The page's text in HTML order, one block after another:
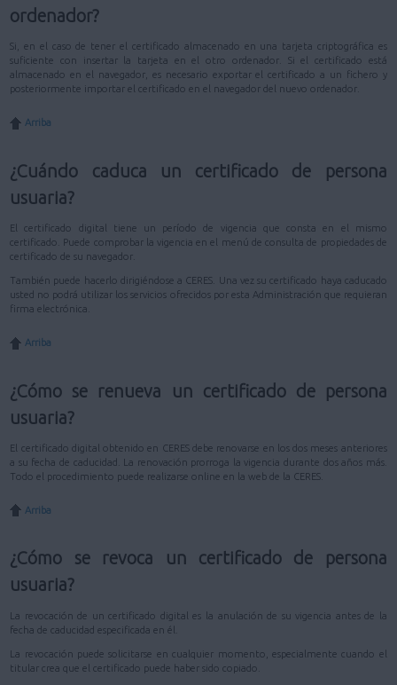
ordenador?
Si, en el caso de tener el certificado almacenado en una tarjeta criptográfica es
suficiente con insertar la tarjeta en el otro ordenador. Si el certificado está
almacenado en el navegador, es necesario exportar el certificado a un fichero y
posteriormente importar el certificado en el navegador del nuevo ordenador.
Arriba
¿Cuándo caduca un certificado de persona
usuaria?
El certificado digital tiene un período de vigencia que consta en el mismo
certificado. Puede comprobar la vigencia en el menú de consulta de propiedades de
certificado de su navegador.
También puede hacerlo dirigiéndose a CERES. Una vez su certificado haya caducado
usted no podrá utilizar los servicios ofrecidos por esta Administración que requieran
firma electrónica.
Arriba
¿Cómo se renueva un certificado de persona
usuaria?
El certificado digital obtenido en CERES debe renovarse en los dos meses anteriores
a su fecha de caducidad. La renovación prorroga la vigencia durante dos años más.
Todo el procedimiento puede realizarse online en la web de la CERES.
Arriba
¿Cómo se revoca un certificado de persona
usuaria?
La revocación de un certificado digital es la anulación de su vigencia antes de la
fecha de caducidad especificada en él.
La revocación puede solicitarse en cualquier momento, especialmente cuando el
titular crea que el certificado puede haber sido copiado.